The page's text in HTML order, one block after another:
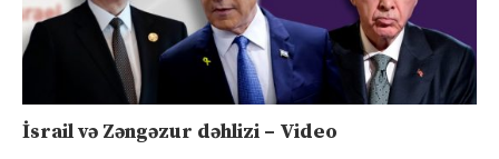
İsrail və Zəngəzur dəhlizi – Video